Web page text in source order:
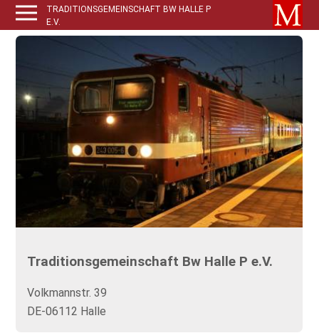
TRADITIONSGEMEINSCHAFT BW HALLE P
E.V.
Traditionsgemeinschaft Bw Halle P e.V.
Volkmannstr. 39
DE-06112 Halle